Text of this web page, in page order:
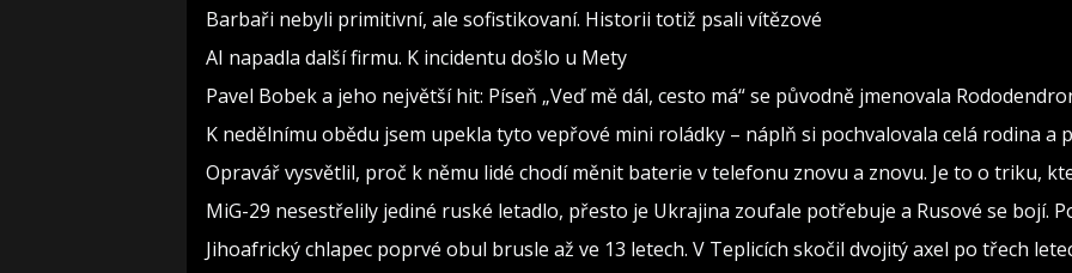
Barbaři nebyli primitivní, ale sofistikovaní. Historii totiž psali vítězové
AI napadla další firmu. K incidentu došlo u Mety
Pavel Bobek a jeho největší hit: Píseň „Veď mě dál, cesto má“ se původně jmenovala
K nedělnímu obědu jsem upekla tyto vepřové mini roládky – náplň si pochvalovala celá rodina a
Opravář vysvětlil, proč k němu lidé chodí měnit baterie v telefonu znovu a znovu. Je to o triku,
MiG-29 nesestřelily jediné ruské letadlo, přesto je Ukrajina zoufale potřebuje a Rusové se bojí.
Jihoafrický chlapec poprvé obul brusle až ve 13 letech. V Teplicích skočil dvojitý axel po třech